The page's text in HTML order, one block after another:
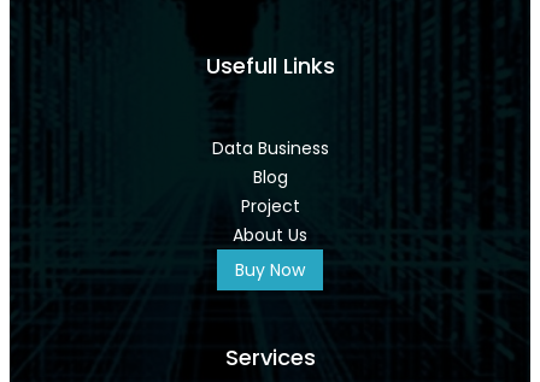
Usefull Links
Data Business
Blog
Project
About Us
Buy Now
Services